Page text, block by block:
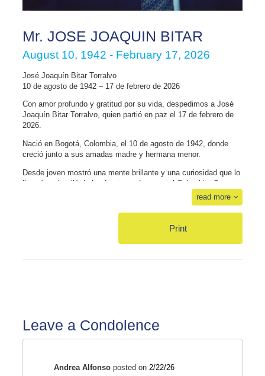
Mr. JOSE JOAQUIN BITAR
August 10, 1942 - February 17, 2026
José Joaquín Bitar Torralvo
10 de agosto de 1942 – 17 de febrero de 2026
Con amor profundo y gratitud por su vida, despedimos a José
Joaquín Bitar Torralvo, quien partió en paz el 17 de febrero de
2026.
Nació en Bogotá, Colombia, el 10 de agosto de 1942, donde
creció junto a sus amadas madre y hermana menor.
Desde joven mostró una mente brillante y una curiosidad que lo
llevaría más allá de las fronteras de su natal Colombia. Su
formación como Ingeniero Agrónomo en Texas A&M fue motivo
de gran orgullo para él y su familia, fue un verdadero “Aggie”,
capitán del equipo de esgrima, liderando campeonatos
Su vida lo llevó entre Colombia, Estados Unidos y Brasil,
Paella Valenciana era su plato insignia.
facilidad. Amó profundamente a su familia quienes desde ya lo
read more
Print
Leave a Condolence
Andrea Alfonso posted on 2/22/26